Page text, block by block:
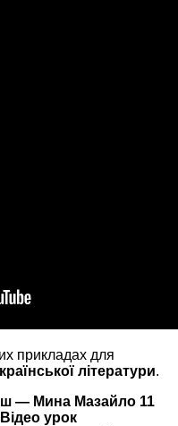
прикладах для
літератури.
— Мина Мазайло 11
урок